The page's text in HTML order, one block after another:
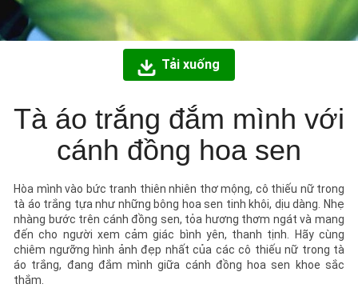
Tải xuống
Tà áo trắng đắm mình với
cánh đồng hoa sen
Hòa mình vào bức tranh thiên nhiên thơ mộng, cô thiếu nữ trong
tà áo trắng tựa như những bông hoa sen tinh khôi, dịu dàng. Nhẹ
nhàng bước trên cánh đồng sen, tỏa hương thơm ngát và mang
đến cho người xem cảm giác bình yên, thanh tịnh. Hãy cùng
chiêm ngưỡng hình ảnh đẹp nhất của các cô thiếu nữ trong tà
áo trắng, đang đắm mình giữa cánh đồng hoa sen khoe sắc
thắm.